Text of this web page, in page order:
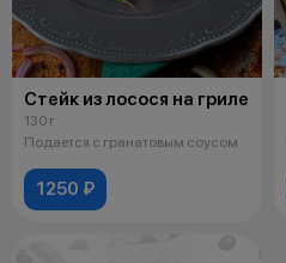
Стейк из лосося на гриле
130 г
Подается с гранатовым соусом
1250 ₽